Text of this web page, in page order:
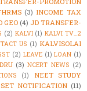
(3) INCOME TAX
GEO (4) JD TRANSFER-
(2) KALVI (1) KALVI TV_2
US (1) KALVISOLAI
(2) LEAVE (1) LOAN (1)
(3) NCERT NEWS (2)
(1)
NEET STUDY
NOTIFICATION (11)